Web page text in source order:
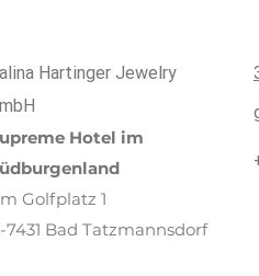
Hartinger Jewelry
Hotel im
Golfplatz 1
7431 Bad Tatzmannsdorf